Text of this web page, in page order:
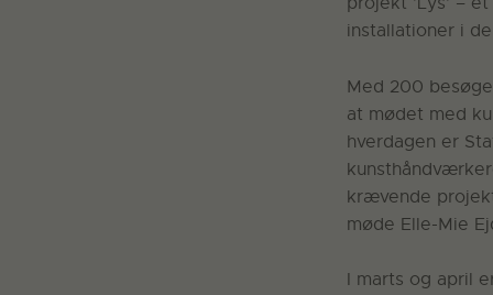
installationer i
Med 200
at mødet med
hverdagen er
krævende
møde Elle-Mie
I marts og april